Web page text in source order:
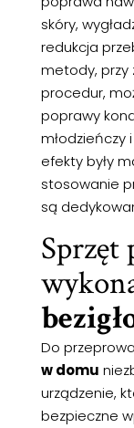
skóry,
redukcja
metody, przy
procedur,
poprawy
młodzieńczy
efekty były
stosowanie
są
Sprzęt
Do
w domu
urządzenie,
bezpieczne